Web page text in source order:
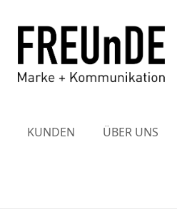
KUNDEN ÜBER UNS